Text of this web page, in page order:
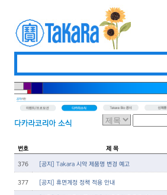
번호 제 목
376 [공지] Takara 시약 제품명 변경 예고
377 [공지] 휴면계정 정책 적용 안내